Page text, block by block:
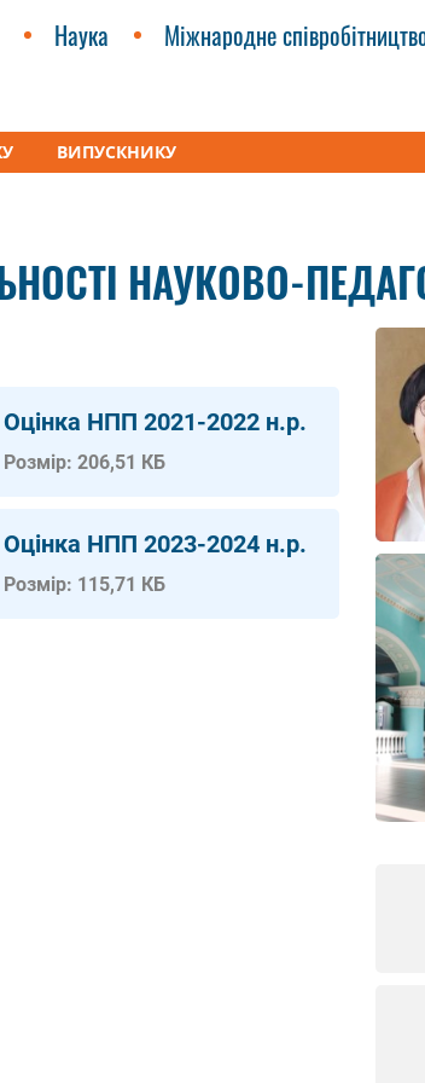
Наука Міжнародне
ВИПУСКНИКУ
та економічна теорія” (МКЕТ)
Результати
НАУКОВО-
Оцінка НПП 2021-2022 н.р.
Розмір: 206,51 КБ
Оцінка НПП 2023-2024 н.р.
Розмір: 115,71 КБ